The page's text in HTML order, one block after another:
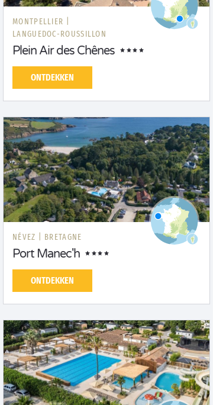
MONTPELLIER |
LANGUEDOC-ROUSSILLON
Plein Air des Chênes
ONTDEKKEN
NÉVEZ | BRETAGNE
Port Manec'h
ONTDEKKEN